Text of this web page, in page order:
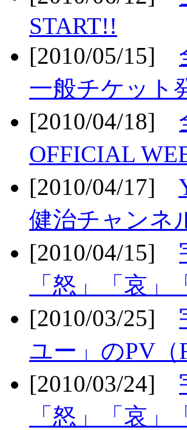
START!!
[2010/05/15]
一般チケット
[2010/04/18]
OFFICIAL
[2010/04/17]
健治チャンネ
[2010/04/15]
「怒」「哀
[2010/03/25]
ユー」のPV（
[2010/03/24]
「怒」「哀